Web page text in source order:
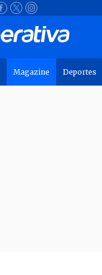
Magazine Deportes